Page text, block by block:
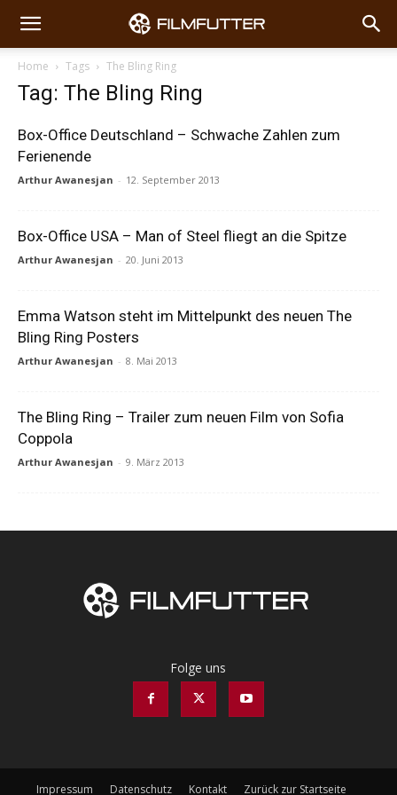
Home Tags The Bling Ring
Tag: The Bling Ring
Box-Office Deutschland – Schwache Zahlen zum
Ferienende
Arthur Awanesjan - 12. September 2013
Box-Office USA – Man of Steel fliegt an die Spitze
Arthur Awanesjan - 20. Juni 2013
Emma Watson steht im Mittelpunkt des neuen The
Bling Ring Posters
Arthur Awanesjan - 8. Mai 2013
The Bling Ring – Trailer zum neuen Film von Sofia
Coppola
Arthur Awanesjan - 9. März 2013
Folge uns
Impressum Datenschutz Kontakt Zurück zur Startseite